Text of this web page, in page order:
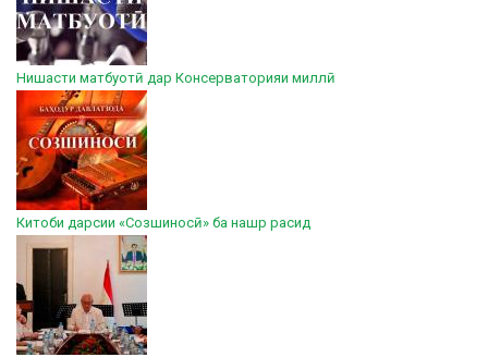
Нишасти матбуотӣ дар Консерваторияи миллӣ
Китоби дарсии «Созшиносӣ» ба нашр расид